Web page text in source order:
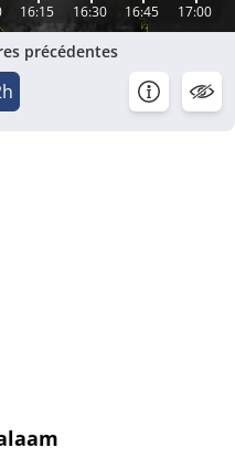
16:15 16:30 16:45 17:00
précédentes